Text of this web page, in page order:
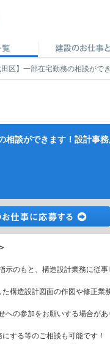
田区】一部在宅勤務の相談が
相談ができます！設計事
のもと、構造設計業務に従事
構造設計図面の作図や修正業
の参加をお願いする場合があ
する等のご相談も可能です！